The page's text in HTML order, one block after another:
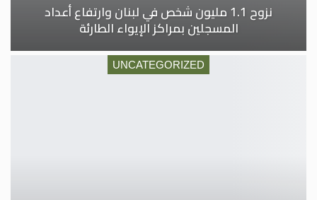
نزوح 1.1 مليون شخص في لبنان وارتفاع أعداد
المسجلين بمراكز الإيواء الطارئة
UNCATEGORIZED